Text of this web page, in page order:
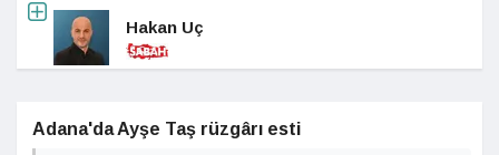
Hakan Uç
Adana'da Ayşe Taş rüzgârı esti